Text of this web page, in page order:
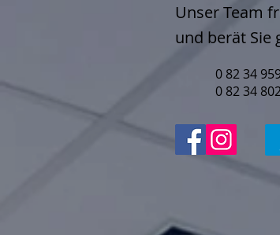
Unser Team
und berät Sie
0 82 34
0 82 34